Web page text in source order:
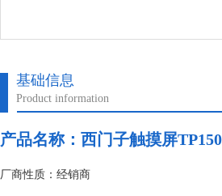
基础信息
Product information
产品名称： 西门子触摸屏
厂商性质：经销商